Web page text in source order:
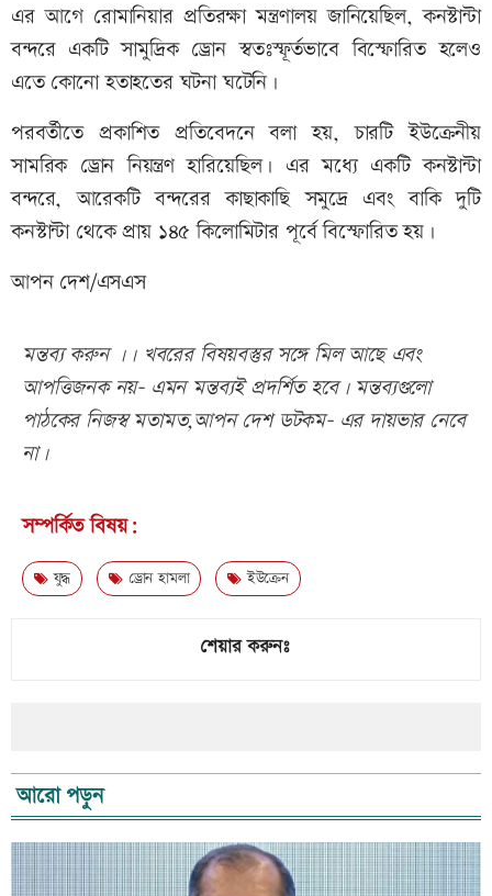
এর আগে রোমানিয়ার প্রতিরক্ষা মন্ত্রণালয় জানিয়েছিল, কনস্টান্টা
বন্দরে একটি সামুদ্রিক ড্রোন স্বতঃস্ফূর্তভাবে বিস্ফোরিত হলেও
এতে কোনো হতাহতের ঘটনা ঘটেনি।
পরবর্তীতে প্রকাশিত প্রতিবেদনে বলা হয়, চারটি ইউক্রেনীয়
সামরিক ড্রোন নিয়ন্ত্রণ হারিয়েছিল। এর মধ্যে একটি কনস্টান্টা
বন্দরে, আরেকটি বন্দরের কাছাকাছি সমুদ্রে এবং বাকি দুটি
কনস্টান্টা থেকে প্রায় ১৪৫ কিলোমিটার পূর্বে বিস্ফোরিত হয়।
আপন দেশ/এসএস
মন্তব্য করুন ।। খবরের বিষয়বস্তুর সঙ্গে মিল আছে এবং
আপত্তিজনক নয়- এমন মন্তব্যই প্রদর্শিত হবে। মন্তব্যগুলো
পাঠকের নিজস্ব মতামত,আপন দেশ ডটকম- এর দায়ভার নেবে
না।
সম্পর্কিত বিষয়:
যুদ্ধ ড্রোন হামলা ইউক্রেন
শেয়ার করুনঃ
আরো পড়ুন